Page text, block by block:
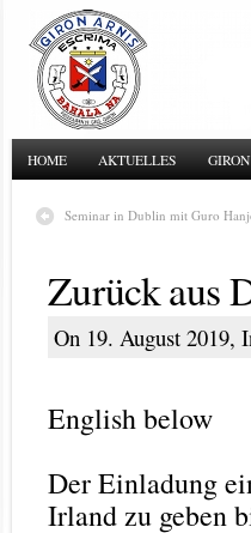
HOME AKTUELLES
Seminar in Dublin mit Guro
Zurück aus
On 19. August 2019,
English below
Der Einladung
Irland zu geben